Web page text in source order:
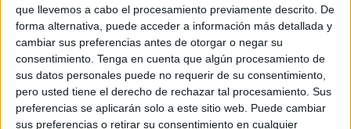
que llevemos a cabo el procesamiento previamente descrito. De
forma alternativa, puede acceder a información más detallada y
cambiar sus preferencias antes de otorgar o negar su
consentimiento. Tenga en cuenta que algún procesamiento de
sus datos personales puede no requerir de su consentimiento,
pero usted tiene el derecho de rechazar tal procesamiento. Sus
preferencias se aplicarán solo a este sitio web. Puede cambiar
sus preferencias o retirar su consentimiento en cualquier
La Semana de Formación está dirigida al personal
académico y de administración y servicios de
universidades asociadas a la UGR, tanto de la UE como
de otros países, y tiene como objetivo dotar aprofesores
responsables de relaciones internacionales y
coordinadores Erasmus de los últimos conocimientos y